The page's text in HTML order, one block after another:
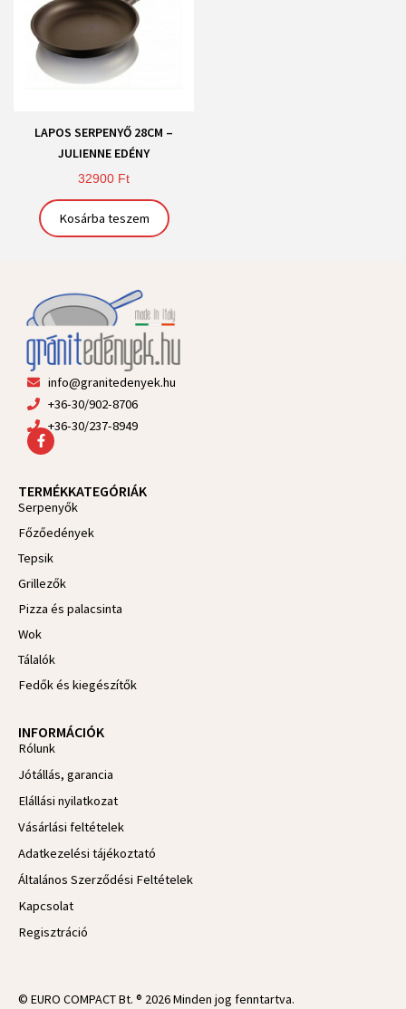
LAPOS SERPENYŐ 28CM –
JULIENNE EDÉNY
32900 Ft
Kosárba teszem
info@granitedenyek.hu
+36-30/902-8706
+36-30/237-8949
F
a
e
b
o
o
k
-
f
TERMÉKKATEGÓRIÁK
Serpenyők
Főzőedények
Tepsik
Grillezők
Pizza és palacsinta
Wok
Tálalók
Fedők és kiegészítők
INFORMÁCIÓK
Rólunk
Jótállás, garancia
Elállási nyilatkozat
Vásárlási feltételek
Adatkezelési tájékoztató
Általános Szerződési Feltételek
Kapcsolat
Regisztráció
© EURO COMPACT Bt. ® 2026 Minden jog fenntartva.